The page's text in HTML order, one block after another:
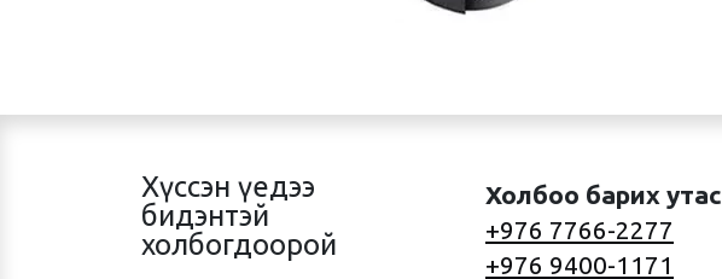
Хүссэн үедээ
бидэнтэй
холбогдоорой
Холбоо барих утас
+976 7766-2277
+976 9400-1171